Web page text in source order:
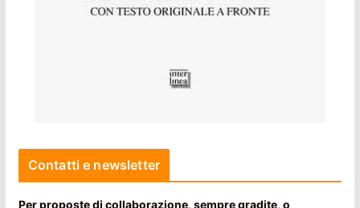
Contatti e newsletter
Per proposte di collaborazione, sempre gradite, o